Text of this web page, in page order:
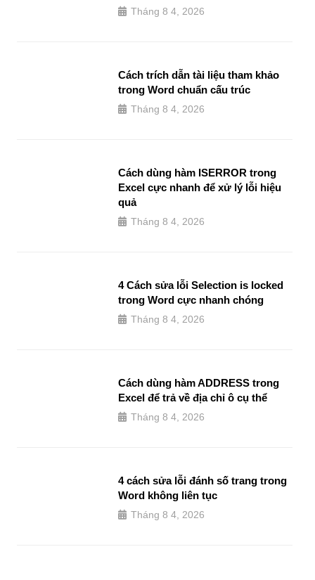
Tháng 8 4, 2026
Cách trích dẫn tài liệu tham khảo
trong Word chuẩn cấu trúc
Tháng 8 4, 2026
Cách dùng hàm ISERROR trong
Excel cực nhanh để xử lý lỗi hiệu
quả
Tháng 8 4, 2026
4 Cách sửa lỗi Selection is locked
trong Word cực nhanh chóng
Tháng 8 4, 2026
Cách dùng hàm ADDRESS trong
Excel để trả về địa chỉ ô cụ thể
Tháng 8 4, 2026
4 cách sửa lỗi đánh số trang trong
Word không liên tục
Tháng 8 4, 2026